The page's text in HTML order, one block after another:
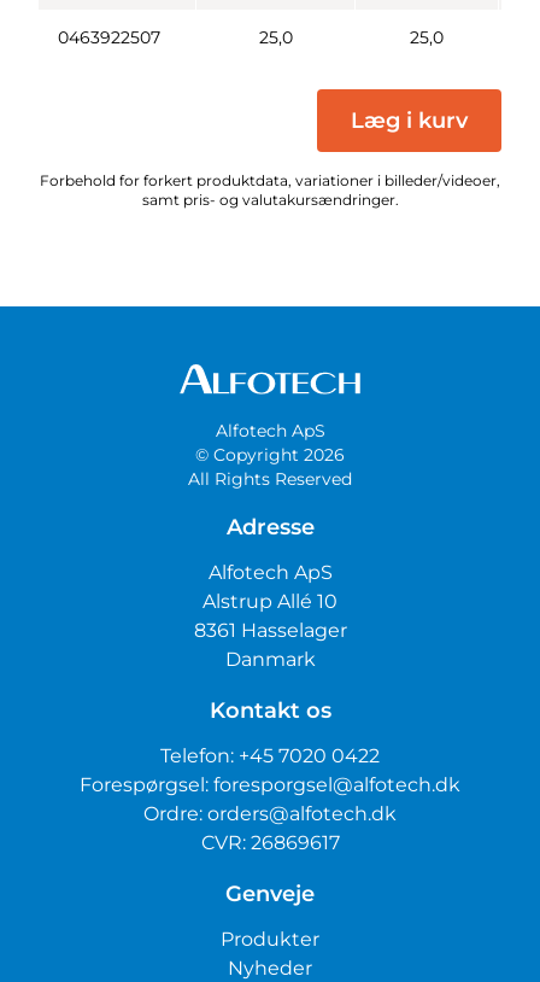
0463922507 25,0 25,0
Læg i kurv
Forbehold for forkert produktdata, variationer i billeder/videoer,
samt pris- og valutakursændringer.
Alfotech ApS
© Copyright 2026
All Rights Reserved
Adresse
Alfotech ApS
Alstrup Allé 10
8361 Hasselager
Danmark
Kontakt os
Telefon: +45 7020 0422
Forespørgsel: foresporgsel@alfotech.dk
Ordre: orders@alfotech.dk
CVR: 26869617
Genveje
Produkter
Nyheder